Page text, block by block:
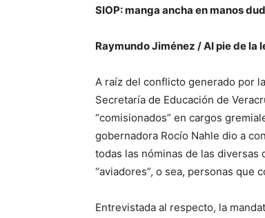
SIOP: manga ancha en manos
Raymundo Jiménez / Al pie de la
A raíz del conflicto generado por
Secretaría de Educación de
“comisionados” en cargos
gobernadora Rocío Nahle dio a
todas las nóminas de las
“aviadores”, o sea, personas que
Entrevistada al respecto, la